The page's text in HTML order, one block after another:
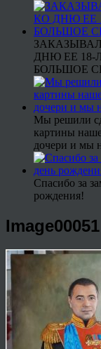
ДНЮ ЕЕ 18-
БОЛЬШОЕ
Мы решили
картины
дочери и мы
Спасибо за
рождения!
Image00051